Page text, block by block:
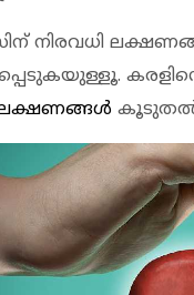
നിരവധി
ലക്ഷണങ്ങള്‍ കൂടുതല്‍